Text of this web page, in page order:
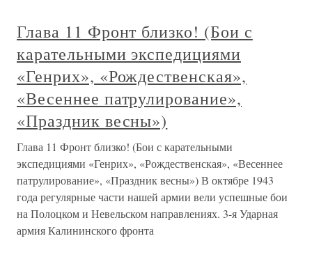
Глава 11 Фронт близко! (Бои с
карательными экспедициями
«Генрих», «Рождественская»,
«Весеннее патрулирование»,
«Праздник весны»)
Глава 11 Фронт близко! (Бои с карательными
экспедициями «Генрих», «Рождественская», «Весеннее
патрулирование», «Праздник весны») В октябре 1943
года регулярные части нашей армии вели успешные бои
на Полоцком и Невельском направлениях. 3-я Ударная
армия Калининского фронта